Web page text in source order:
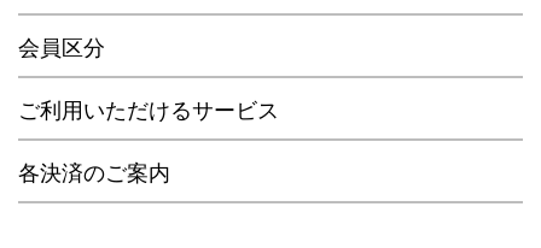
会員区分
ご利用いただけるサービス
各決済のご案内